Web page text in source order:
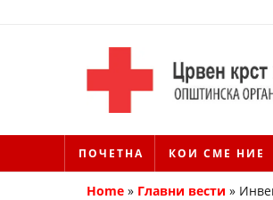
ПОЧЕТНА КОИ СМЕ НИЕ
Home » Главни вести »